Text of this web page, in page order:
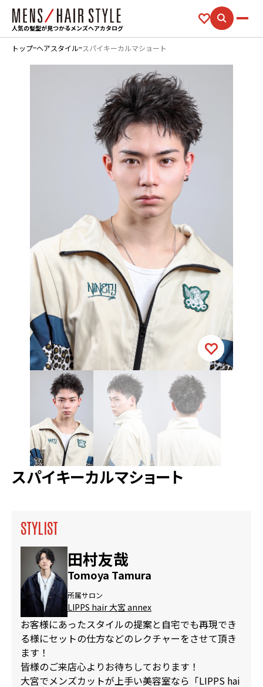
人気の髪型が見つかるメンズヘアカタログ
トップ ヘアスタイル スパイキーカルマショート
スパイキーカルマショート
STYLIST
田村友哉
Tomoya Tamura
所属サロン
LIPPS hair 大宮 annex
お客様にあったスタイルの提案と自宅でも再現でき
る様にセットの仕方などのレクチャーをさせて頂き
ます！
皆様のご来店心よりお待ちしております！
大宮でメンズカットが上手い美容室なら「LIPPS hai